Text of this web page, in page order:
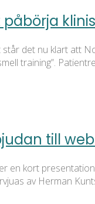
det nu klart att
training”.
till
en kort
av Herman